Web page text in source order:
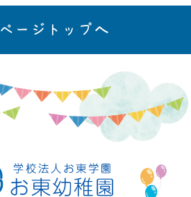
ページトップへ